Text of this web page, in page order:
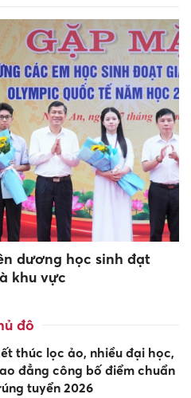
dương học sinh đạt
khu vực
đô
thúc lọc ảo, nhiều đại học,
đẳng công bố điểm chuẩn
tuyển 2026